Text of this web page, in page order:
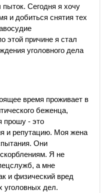
Сегодня я хочу
и добиться снятия тех
этой причине я стал
уголовного дела
время проживает в
беженца,
прошу - это
и репутацию. Моя жена
Они
Я не
а мне
и физический вред
уголовных дел.